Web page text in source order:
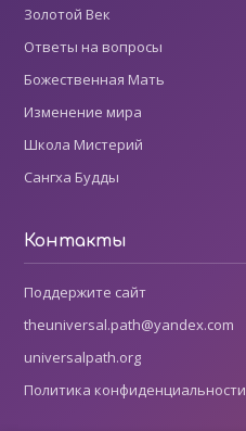
Золотой Век
Ответы на вопросы
Божественная Мать
Изменение мира
Школа Мистерий
Сангха Будды
Контакты
Поддержите сайт
theuniversal.path@yandex.com
universalpath.org
Политика конфиденциальности